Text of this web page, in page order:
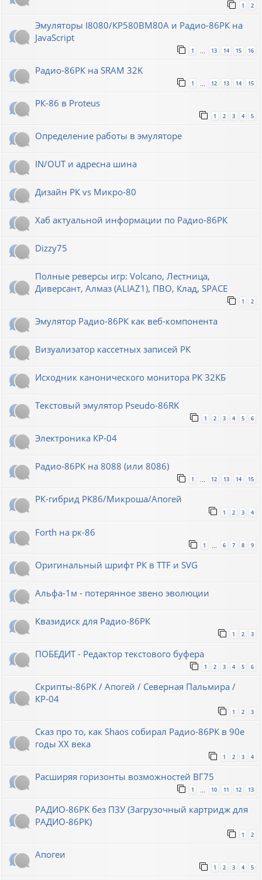
1 2
Эмуляторы I8080/КР580ВМ80A и Радио-86РК на
JavaScript
1 13 14 15 16
Радио-86РК на SRAM 32K
1 … 12 13 14 15
РК-86 в Proteus
1 2 3 4 5
Определение работы в эмуляторе
IN/OUT и адресна шина
Дизайн РК vs Микро-80
Хаб актуальной информации по Радио-86РК
Dizzy75
Полные реверсы игр: Volcano, Лестница,
Диверсант, Алмаз (ALIAZ1), ПВО, Клад, SPACE
1 2
Эмулятор Радио-86РК как веб-компонента
Визуализатор кассетных записей РК
Исходник канонического монитора РК 32КБ
Текстовый эмулятор Pseudo-86RK
1 2 3 4 5 6
Электроника КР-04
Радио-86РК на 8088 (или 8086)
1 … 12 13 14 15
РК-гибрид РК86/Микроша/Апогей
1 2 3 4
Forth на рк-86
1 6 7 8 9
Оригинальный шрифт РК в TTF и SVG
Альфа-1м - потерянное звено эволюции
Квазидиск для Радио-86РК
1 2 3
ПОБЕДИТ - Редактор текстового буфера
1 2 3 4 5 6
Скрипты-86РК / Апогей / Северная Пальмира /
КР-04
1 2 3
Сказ про то, как Shaos собирал Радио-86РК в 90е
годы XX века
1 2 3 4
Расширяя горизонты возможностей ВГ75
1 … 10 11 12 13
РАДИО-86РК без ПЗУ (Загрузочный картридж для
РАДИО-86РК)
1 2
Апогеи
1 2 3 4 5